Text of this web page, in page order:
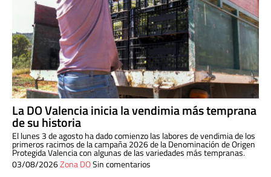
La DO Valencia inicia la vendimia más temprana
de su historia
El lunes 3 de agosto ha dado comienzo las labores de vendimia de los
primeros racimos de la campaña 2026 de la Denominación de Origen
Protegida Valencia con algunas de las variedades más tempranas.
03/08/2026Zona DOSin comentarios